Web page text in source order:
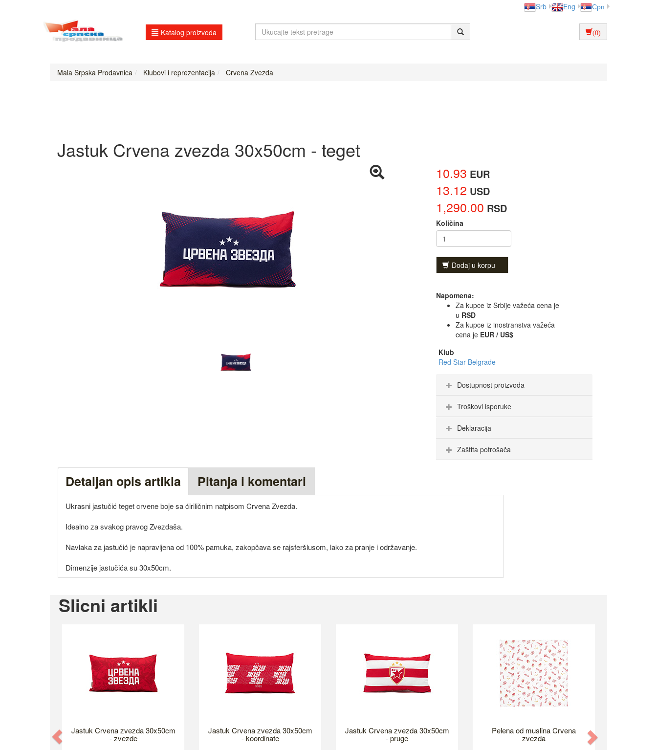
Srb Eng Срп
Katalog proizvoda (0)
Mala Srpska Prodavnica Klubovi i reprezentacija Crvena Zvezda
Jastuk Crvena zvezda 30x50cm - teget
10.93 EUR
13.12 USD
1,290.00 RSD
Količina
Dodaj u korpu
Napomena:
Za kupce iz Srbije važeća cena je
u RSD
Za kupce iz inostranstva važeća
cena je EUR / US$
Klub
Red Star Belgrade
Dostupnost proizvoda
Troškovi isporuke
Deklaracija
Zaštita potrošača
Detaljan opis artikla Pitanja i komentari
Ukrasni jastučić teget crvene boje sa ćiriličnim natpisom Crvena Zvezda.
Idealno za svakog pravog Zvezdaša.
Navlaka za jastučić je napravljena od 100% pamuka, zakopčava se rajsferšlusom, lako za pranje i održavanje.
Dimenzije jastučića su 30x50cm.
Slicni artikli
Jastuk Crvena zvezda 30x50cm
- zvezde
Jastuk Crvena zvezda 30x50cm
- koordinate
Jastuk Crvena zvezda 30x50cm
- pruge
Pelena od muslina Crvena
zvezda
Previous